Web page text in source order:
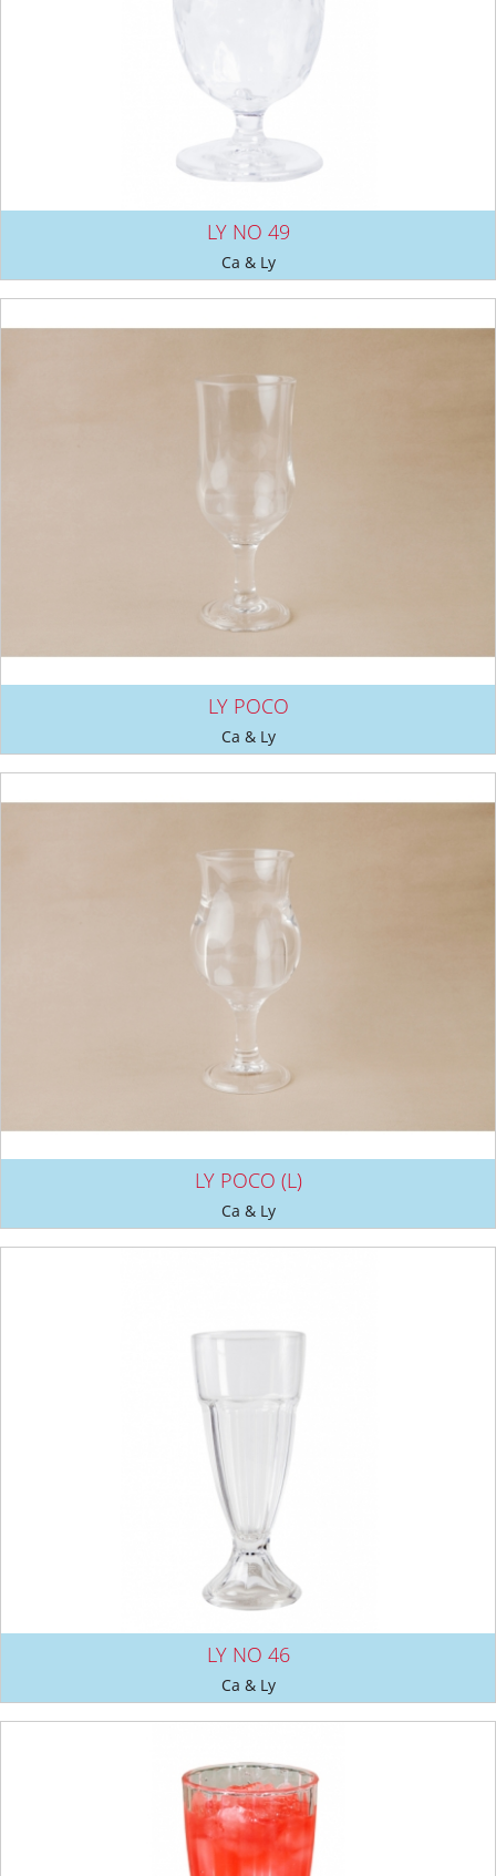
LY NO 49
Ca & Ly
LY POCO
Ca & Ly
LY POCO (L)
Ca & Ly
LY NO 46
Ca & Ly